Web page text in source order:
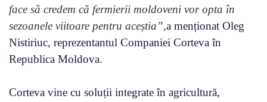
face să credem că fermierii moldoveni vor opta în
sezoanele viitoare pentru aceștia”,a menționat Oleg
Nistiriuc, reprezentantul Companiei Corteva în
Republica Moldova.
Corteva vine cu soluții integrate în agricultură,